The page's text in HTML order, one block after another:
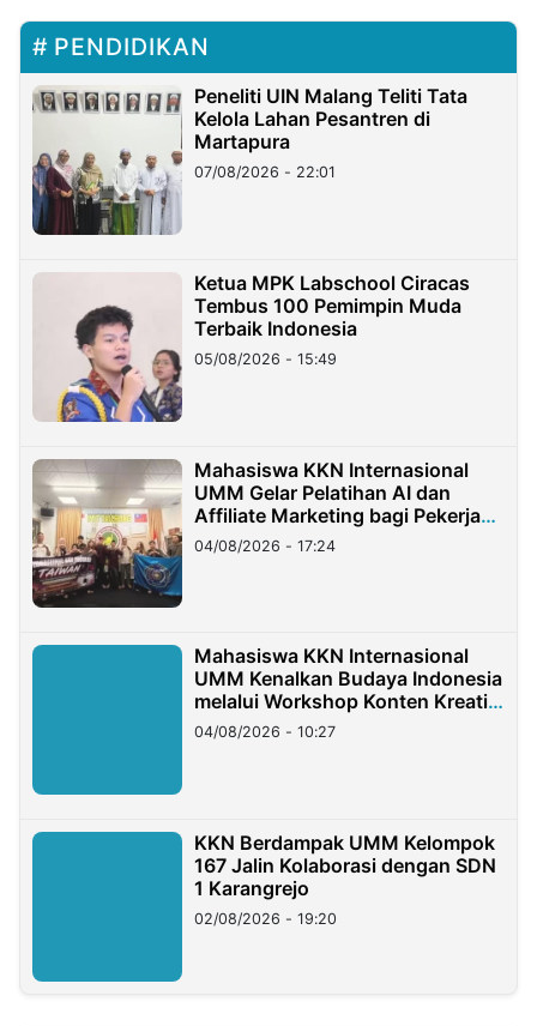
PENDIDIKAN
Peneliti UIN Malang Teliti Tata
Kelola Lahan Pesantren di
Martapura
07/08/2026 - 22:01
Ketua MPK Labschool Ciracas
Tembus 100 Pemimpin Muda
Terbaik Indonesia
05/08/2026 - 15:49
Mahasiswa KKN Internasional
UMM Gelar Pelatihan AI dan
Affiliate Marketing bagi Pekerja
Migran Indonesia di Taiwan
04/08/2026 - 17:24
Mahasiswa KKN Internasional
UMM Kenalkan Budaya Indonesia
melalui Workshop Konten Kreatif
di Taiwan
04/08/2026 - 10:27
KKN Berdampak UMM Kelompok
167 Jalin Kolaborasi dengan SDN
1 Karangrejo
02/08/2026 - 19:20